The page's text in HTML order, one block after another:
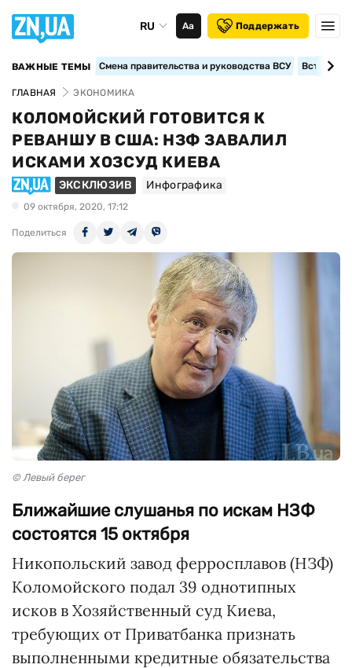
RU Аа Поддержать
ВАЖНЫЕ ТЕМЫ Смена правительства и руководства ВСУ
ГЛАВНАЯ ЭКОНОМИКА
КОЛОМОЙСКИЙ ГОТОВИТСЯ К
РЕВАНШУ В США: НЗФ ЗАВАЛИЛ
ИСКАМИ ХОЗСУД КИЕВА
ЭКСКЛЮЗИВ Инфографика
09 октября, 2020, 17:12
Поделиться
© Левый берег
Ближайшие слушанья по искам НЗФ
состоятся 15 октября
Никопольский завод ферросплавов (НЗФ)
Коломойского подал 39 однотипных
исков в Хозяйственный суд Киева,
требующих от Приватбанка признать
выполненными кредитные обязательства